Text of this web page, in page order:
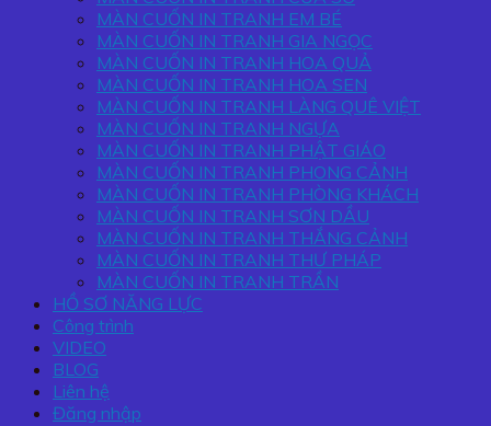
MÀN CUỐN IN TRANH EM BÉ
MÀN CUỐN IN TRANH GIA NGỌC
MÀN CUỐN IN TRANH HOA QUẢ
MÀN CUỐN IN TRANH HOA SEN
MÀN CUỐN IN TRANH LÀNG QUÊ VIỆT
MÀN CUỐN IN TRANH NGỰA
MÀN CUỐN IN TRANH PHẬT GIÁO
MÀN CUỐN IN TRANH PHONG CẢNH
MÀN CUỐN IN TRANH PHÒNG KHÁCH
MÀN CUỐN IN TRANH SƠN DẦU
MÀN CUỐN IN TRANH THẮNG CẢNH
MÀN CUỐN IN TRANH THƯ PHÁP
MÀN CUỐN IN TRANH TRẦN
HỒ SƠ NĂNG LỰC
Công trình
VIDEO
BLOG
Liên hệ
Đăng nhập